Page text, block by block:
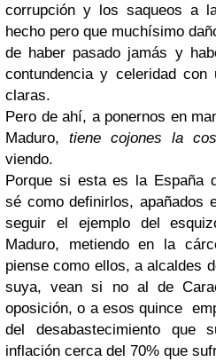
corrupción y los saqueos a
hecho pero que muchísimo
de haber pasado jamás y
contundencia y celeridad
claras.
Pero de ahí, a ponernos en
Maduro, tiene cojones la
viendo.
Porque si esta es la España
sé como definirlos, apañados
seguir el ejemplo del
Maduro, metiendo en la
piense como ellos, a alcaldes
suya, vean si no al de
oposición, o a esos quince
del desabastecimiento
inflación cerca del 70% que